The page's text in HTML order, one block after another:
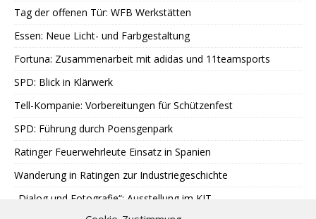
Tag der offenen Tür: WFB Werkstätten
Essen: Neue Licht- und Farbgestaltung
Fortuna: Zusammenarbeit mit adidas und 11teamsports
SPD: Blick in Klärwerk
Tell-Kompanie: Vorbereitungen für Schützenfest
SPD: Führung durch Poensgenpark
Ratinger Feuerwehrleute Einsatz in Spanien
Wanderung in Ratingen zur Industriegeschichte
„Dialog und Fotografie“: Ausstellung im KIT